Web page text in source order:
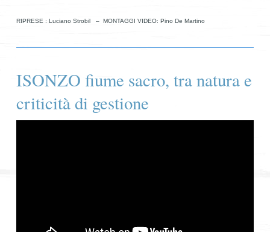
RIPRESE : Luciano Strobil – MONTAGGI VIDEO: Pino De Martino
ISONZO fiume sacro, tra natura e
criticità di gestione